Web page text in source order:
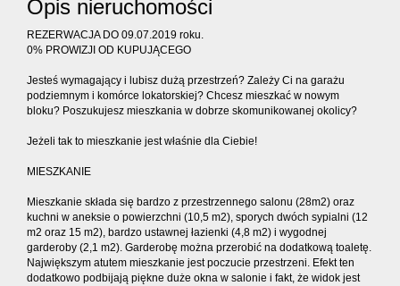
Kontakt
Opis nieruchomości
REZERWACJA DO 09.07.2019 roku.
0% PROWIZJI OD KUPUJĄCEGO
Jesteś wymagający i lubisz dużą przestrzeń? Zależy Ci na garażu
podziemnym i komórce lokatorskiej? Chcesz mieszkać w nowym
bloku? Poszukujesz mieszkania w dobrze skomunikowanej okolicy?
Jeżeli tak to mieszkanie jest właśnie dla Ciebie!
MIESZKANIE
Mieszkanie składa się bardzo z przestrzennego salonu (28m2) oraz
kuchni w aneksie o powierzchni (10,5 m2), sporych dwóch sypialni (12
m2 oraz 15 m2), bardzo ustawnej łazienki (4,8 m2) i wygodnej
garderoby (2,1 m2). Garderobę można przerobić na dodatkową toaletę.
Największym atutem mieszkanie jest poczucie przestrzeni. Efekt ten
dodatkowo podbijają piękne duże okna w salonie i fakt, że widok jest